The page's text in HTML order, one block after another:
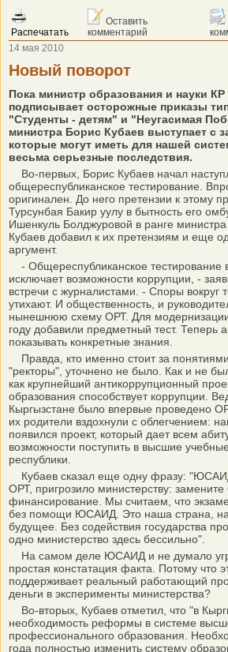
Распечатать
Оставить
комментарий
14 мая 2010
Новый поворот
Пока министр образования и науки
подписывает осторожные приказы
"Студенты - детям" и "Неугасимая
министра Борис Кубаев выступает с
которые могут иметь для нашей
весьма серьезные последствия.
Во-первых, Борис Кубаев начал
общереспубликанское тестирование.
оригинален. До него претензии к этому
Турсунбая Бакир уулу в бытность его
Ишенкуль Болджуровой в ранге
Кубаев добавил к их претензиям и еще
аргумент.
- Общереспубликанское тестирование
исключает возможности коррупции, -
встречи с журналистами. - Споры вокруг
утихают. И общественность, и
нынешнюю схему ОРТ. Для
году добавили предметный тест. Теперь
показывать конкретные знания.
Правда, кто именно стоит за
"ректоры", уточнено не было. Как и не
как крупнейший антикоррупционный
образования способствует коррупции.
Кыргызстане было впервые проведено
их родители вздохнули с облегчением:
появился проект, который дает всем
возможности поступить в высшие
республики.
Кубаев сказал еще одну фразу:
ОРТ, пригрозило министерству:
финансирование. Мы считаем, что
без помощи ЮСАИД. Это наша страна,
будущее. Без содействия государства
одно министерство здесь бессильно".
На самом деле ЮСАИД и не думало
простая констатация факта. Потому что
поддерживает реальный работающий
деньги в эксперименты министерства?
Во-вторых, Кубаев отметил, что "в
необходимость реформы в системе
профессионального образования.
года полностью изменить систему